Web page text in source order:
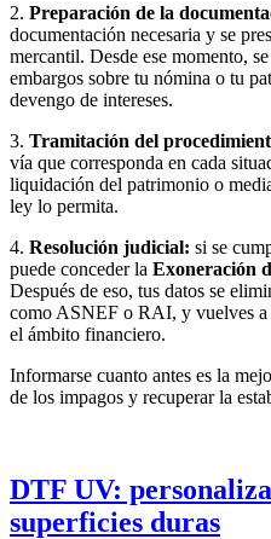
2. Preparación de la
documentación necesaria y se
mercantil. Desde ese momento,
embargos sobre tu nómina o tu
devengo de intereses.
3. Tramitación del
vía que corresponda en cada
liquidación del patrimonio o
ley lo permita.
4. Resolución judicial: si se
puede conceder la Exoneración
Después de eso, tus datos se
como ASNEF o RAI, y vuelves a
el ámbito financiero.
Informarse cuanto antes es la
de los impagos y recuperar la
DTF UV:
superficies duras